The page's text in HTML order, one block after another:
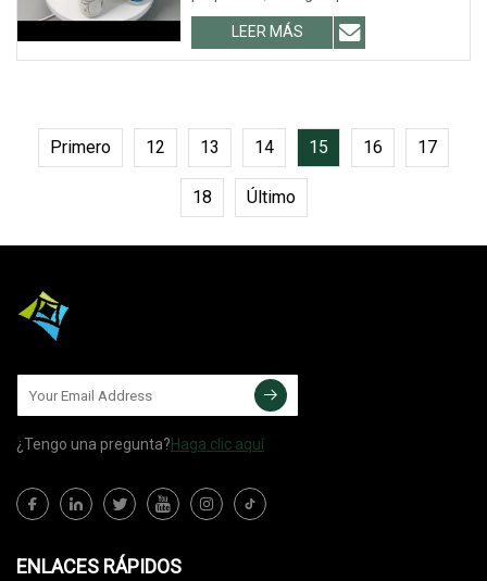
Recomendado por
LEER MÁS
Primero 12 13 14 15 16 17
18 Último
¿Tengo una pregunta?Haga clic aquí
ENLACES RÁPIDOS